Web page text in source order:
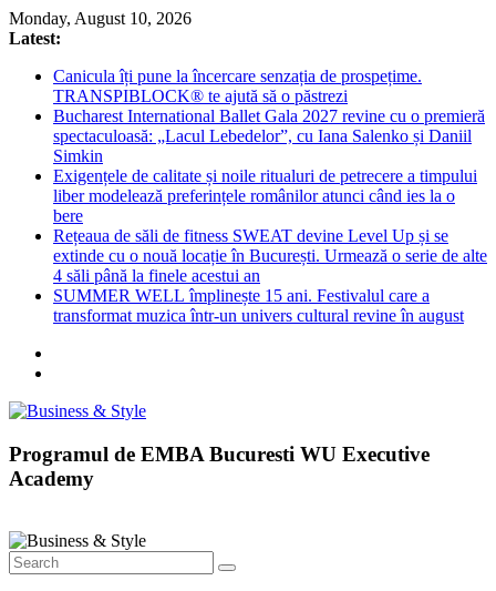
Skip
to
Monday, August 10, 2026
Latest:
Canicula îți pune la încercare senzația de prospețime.
TRANSPIBLOCK® te ajută să o păstrezi
Bucharest International Ballet Gala 2027 revine cu o premieră
spectaculoasă: „Lacul Lebedelor”, cu Iana Salenko și Daniil
Simkin
Exigențele de calitate și noile ritualuri de petrecere a timpului
liber modelează preferințele românilor atunci când ies la o
bere
Rețeaua de săli de fitness SWEAT devine Level Up și se
extinde cu o nouă locație în București. Urmează o serie de alte
4 săli până la finele acestui an
SUMMER WELL împlinește 15 ani. Festivalul care a
transformat muzica într-un univers cultural revine în august
Business
&
Știri
cu
Programul de EMBA Bucuresti WU Executive
Academy